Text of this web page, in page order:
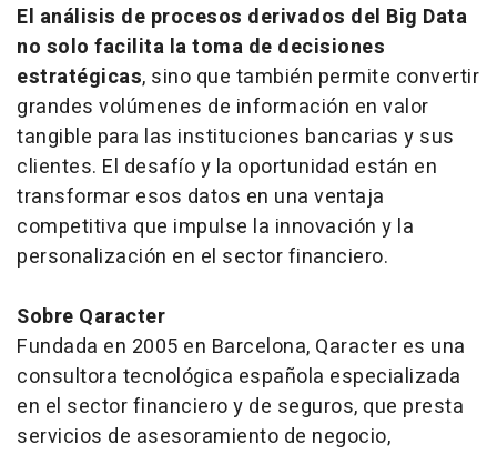
El análisis de procesos derivados del Big Data
no solo facilita la toma de decisiones
estratégicas, sino que también permite convertir
grandes volúmenes de información en valor
tangible para las instituciones bancarias y sus
clientes. El desafío y la oportunidad están en
transformar esos datos en una ventaja
competitiva que impulse la innovación y la
personalización en el sector financiero.
Sobre Qaracter
Fundada en 2005 en Barcelona, Qaracter es una
consultora tecnológica española especializada
en el sector financiero y de seguros, que presta
servicios de asesoramiento de negocio,